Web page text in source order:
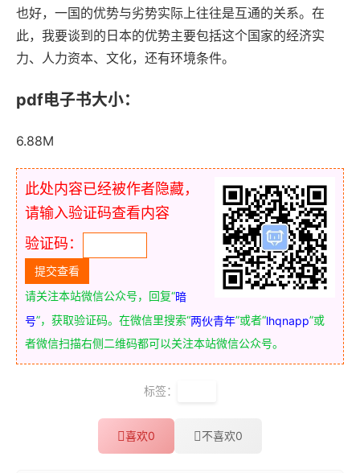
也好，一国的优势与劣势实际上往往是互通的关系。在
此，我要谈到的日本的优势主要包括这个国家的经济实
力、人力资本、文化，还有环境条件。
pdf电子书大小：
6.88M
此处内容已经被作者隐藏，
请输入验证码查看内容
验证码：
请关注本站微信公众号，回复“暗
号”，获取验证码。在微信里搜索“两伙青年”或者“lhqnapp”或
者微信扫描右侧二维码都可以关注本站微信公众号。
标签：
喜欢0 不喜欢0